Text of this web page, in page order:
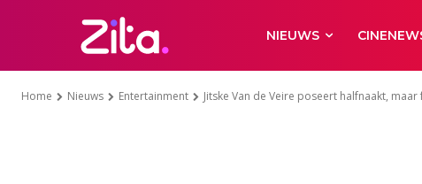
NIEUWS
Home Nieuws Entertainment Jitske Van de Veire poseert halfnaakt,